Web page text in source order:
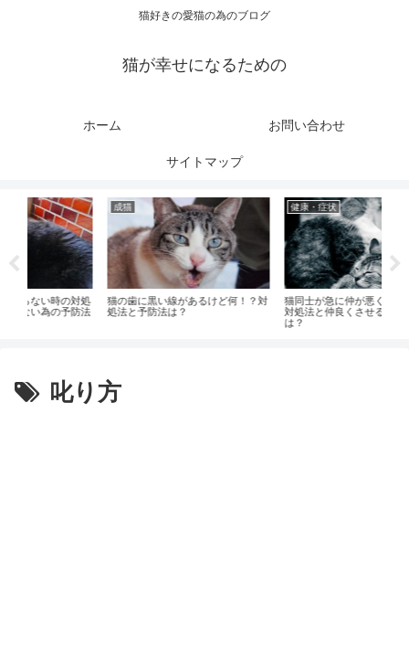
猫好きの愛猫の為のブログ
猫が幸せになるための
ホーム お問い合わせ
サイトマップ
あるけど何！？対
健康・症状
猫同士が急に仲が悪くなる原因は？
対処法と仲良くさせる時の注意点
健康・症状
猫の舌に黒い斑点ができる
病気との見分け方と注意点
叱り方